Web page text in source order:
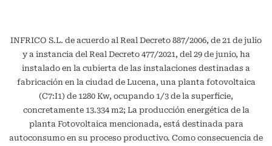
INFRICO S.L. de acuerdo al Real Decreto 887/2006, de 21 de julio
y a instancia del Real Decreto 477/2021, del 29 de junio, ha
instalado en la cubierta de las instalaciones destinadas a
fabricación en la ciudad de Lucena, una planta fotovoltaica
(C7:I1) de 1280 Kw, ocupando 1/3 de la superficie,
concretamente 13.334 m2; La producción energética de la
planta Fotovoltaica mencionada, está destinada para
autoconsumo en su proceso productivo. Como consecuencia de